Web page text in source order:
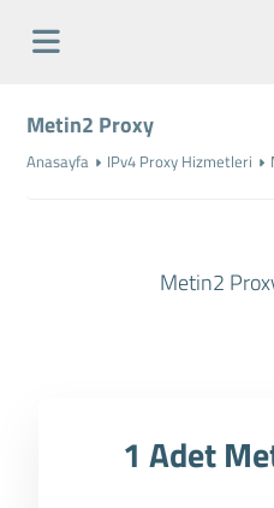
Metin2 Proxy
Anasayfa IPv4 Proxy Hizmetleri
Metin2
1 Adet